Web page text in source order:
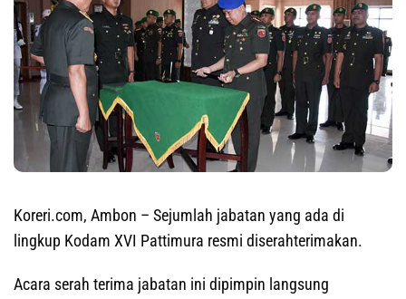
Koreri.com, Ambon – Sejumlah jabatan yang ada di
lingkup Kodam XVI Pattimura resmi diserahterimakan.
Acara serah terima jabatan ini dipimpin langsung